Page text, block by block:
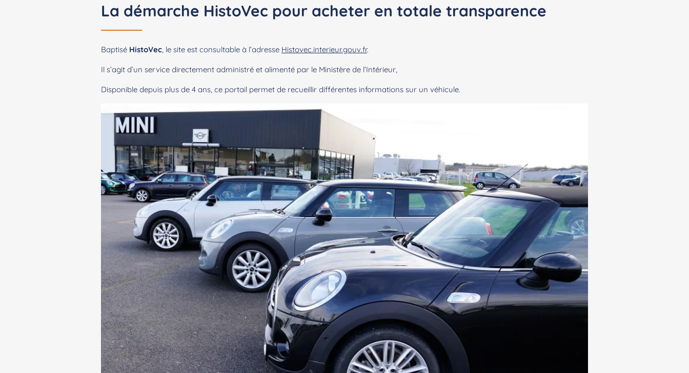
La démarche HistoVec pour acheter en totale transparence
Baptisé HistoVec , le site est consultable à l’adresse Histovec.interieur.gouv.fr.
Il s’agit d’un service directement administré et alimenté par le Ministère de l’Intérieur,
Disponible depuis plus de 4 ans, ce portail permet de recueillir différentes informations sur un véhicule.